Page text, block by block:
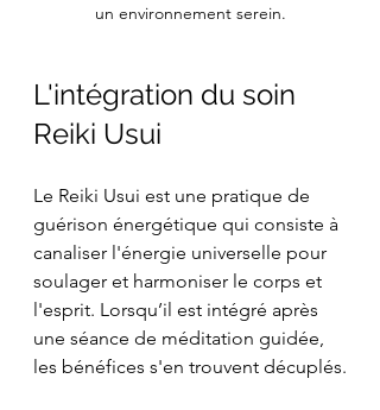
un environnement serein.
L'intégration du soin
Reiki Usui
Le Reiki Usui est une pratique de
guérison énergétique qui consiste à
canaliser l'énergie universelle pour
soulager et harmoniser le corps et
l'esprit. Lorsqu’il est intégré après
une séance de méditation guidée,
les bénéfices s'en trouvent décuplés.